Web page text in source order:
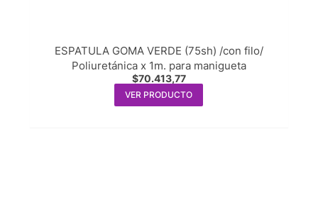
ESPATULA GOMA VERDE (75sh) /con filo/
Poliuretánica x 1m. para manigueta
$70.413,77
VER PRODUCTO